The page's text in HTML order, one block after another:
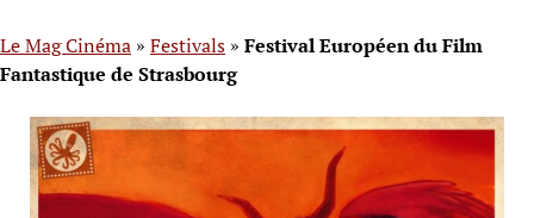
Le Mag Cinéma » Festivals » Festival Européen du Film
Fantastique de Strasbourg